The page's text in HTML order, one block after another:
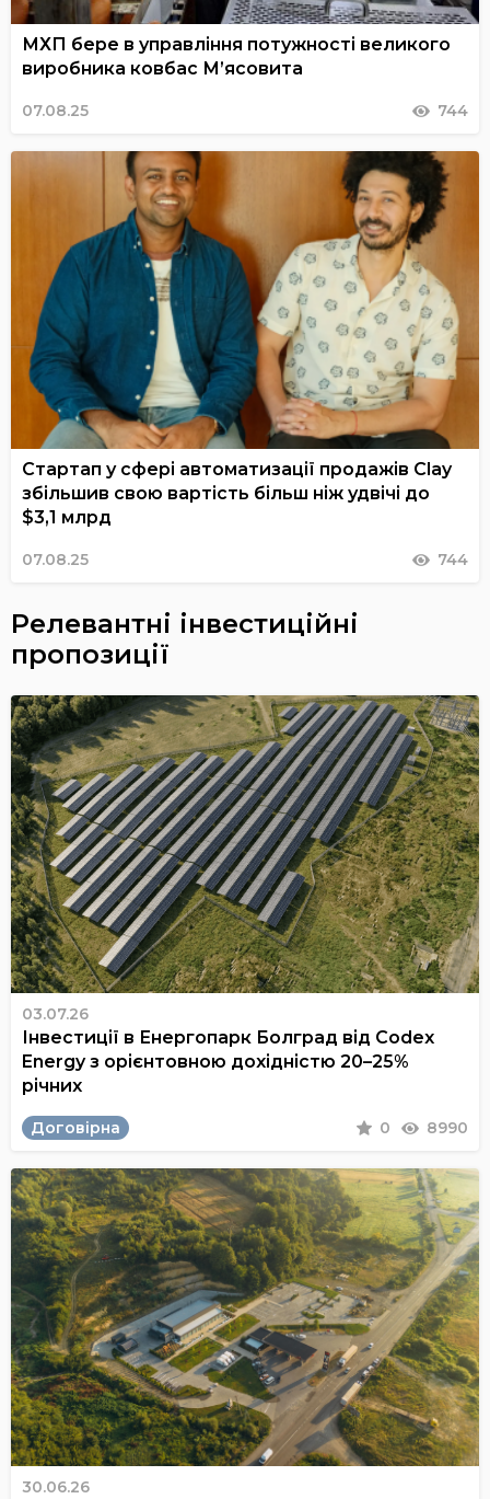
МХП бере в управління потужності великого
виробника ковбас М’ясовита
07.08.25 744
Стартап у сфері автоматизації продажів Clay
збільшив свою вартість більш ніж удвічі до
$3,1 млрд
07.08.25 744
Релевантні інвестиційні
пропозиції
03.07.26
Інвестиції в Енергопарк Болград від Codex
Energy з орієнтовною дохідністю 20–25%
річних
Договірна 0 8990
30.06.26